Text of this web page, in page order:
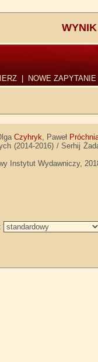
NOWE ZAPYTANIE
Czyhryk, Paweł
(2014-2016) / Serhij
Instytut Wydawniczy,